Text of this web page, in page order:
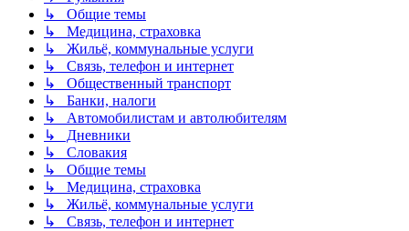
↳ Общие темы
↳ Медицина, страховка
↳ Жильё, коммунальные услуги
↳ Связь, телефон и интернет
↳ Общественный транспорт
↳ Банки, налоги
↳ Автомобилистам и автолюбителям
↳ Дневники
↳ Словакия
↳ Общие темы
↳ Медицина, страховка
↳ Жильё, коммунальные услуги
↳ Связь, телефон и интернет